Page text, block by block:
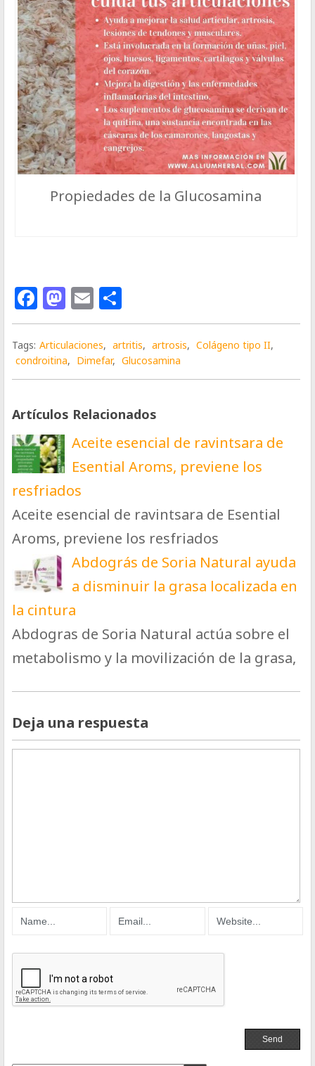
Propiedades de la Glucosamina
Facebook
Mastodon
EmailCompartir
Tags: Articulaciones, artritis, artrosis, Colágeno tipo II,
condroitina, Dimefar, Glucosamina
Artículos Relacionados
Aceite esencial de ravintsara de
Esential Aroms, previene los
resfriados
Aceite esencial de ravintsara de Esential
Aroms, previene los resfriados
Abdográs de Soria Natural ayuda
a disminuir la grasa localizada en
la cintura
Abdogras de Soria Natural actúa sobre el
metabolismo y la movilización de la grasa,
Deja una respuesta